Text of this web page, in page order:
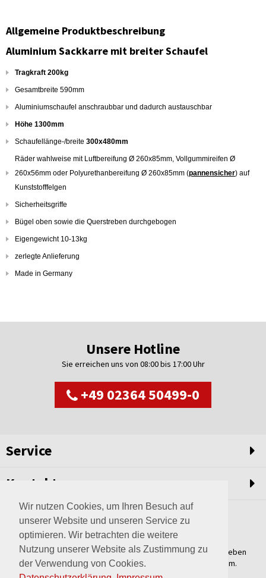
Wir nutzen Cookies, um Ihren Besuch auf
unserer Website und unseren Service zu
optimieren. Wir betrachten die weitere
Nutzung unserer Website als Zustimmung zu
der Verwendung von Cookies.
Allgemeine Produktbeschreibung
Aluminium Sackkarre mit breiter Schaufel
Tragkraft 200kg
Gesamtbreite 590mm
Aluminiumschaufel anschraubbar und dadurch austauschbar
Höhe 1300mm
Schaufellänge-/breite 300x480mm
Räder wahlweise mit Luftbereifung Ø 260x85mm, Vollgummireifen Ø
260x56mm oder Polyurethanbereifung Ø 260x85mm (pannensicher) auf
Kunststofffelgen
Sicherheitsgriffe
Bügel oben sowie die Querstreben durchgebogen
Eigengewicht 10-13kg
zerlegte Anlieferung
Made in Germany
Unsere Hotline
Sie erreichen uns von 08:00 bis 17:00 Uhr
+49 02364 50499-0
Service
Kontakt
Weltweit setzen wir unsere Erfahrungswerte und unser Streben
nach innovativen Lösungen in unvergleichliche Anlagen um.
Erfahren Sie mehr über uns.